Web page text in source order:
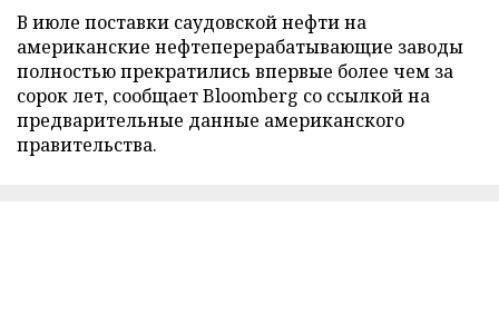
В июле поставки саудовской нефти на
американские нефтеперерабатывающие заводы
полностью прекратились впервые более чем за
сорок лет, сообщает Bloomberg со ссылкой на
предварительные данные американского
правительства.